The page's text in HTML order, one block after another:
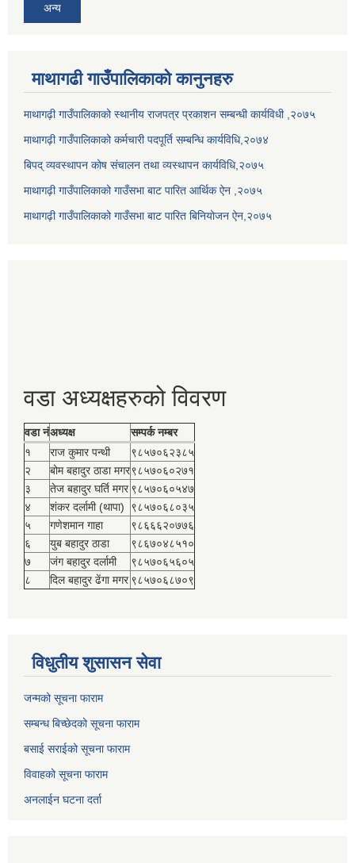
अन्य
माथागढी गाउँपालिकाको कानुनहरु
माथागढ़ी गाउँपालिकाको स्थानीय राजपत्र प्रकाशन सम्बन्धी कार्यविधी ,२०७५
माथागढ़ी गाउँपालिकाको कर्मचारी पदपूर्ति सम्बन्धि कार्यविधि,२०७४
बिपद् व्यवस्थापन कोष संचालन तथा व्यस्थापन कार्यविधि,२०७५
माथागढ़ी गाउँपालिकाको गाउँसभा बाट पारित आर्थिक ऐन ,२०७५
माथागढ़ी गाउँपालिकाको गाउँसभा बाट पारित बिनियोजन ऐन,२०७५
वडा अध्यक्षहरुको विवरण
वडा नंअध्यक्ष
सम्पर्क नम्बर
१
राज कुमार पन्थी
९८५७०६२३८५
२
बोम बहादुर ठाडा मगर९८५७०६०२७१
३
तेज बहादुर घर्ति मगर ९८५७०६०५४७
४
शंकर दर्लामी (थापा)
९८५७०६८०३५
५
गणेशमान गाहा
९८६६६२०७७६
६
युब बहादुर ठाडा
९८६७०४८५१०
७
जंग बहादुर दर्लामी
९८५७०६५६०५
८
दिल बहादुर ढेंगा मगर ९८५७०६८७०९
विधुतीय शुसासन सेवा
जन्मको सूचना फाराम
सम्बन्ध बिच्छेदको सूचना फाराम
बसाई सराईको सूचना फाराम
विवाहको सूचना फाराम
अनलाईन घटना दर्ता